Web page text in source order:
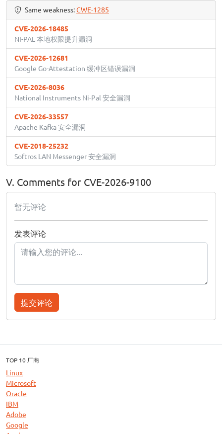
Same weakness:CWE-1285
CVE-2026-18485
NI-PAL 本地权限提升漏洞
CVE-2026-12681
Google Go-Attestation 缓冲区错误漏洞
CVE-2026-8036
National Instruments Ni-Pal 安全漏洞
CVE-2026-33557
Apache Kafka 安全漏洞
CVE-2018-25232
Softros LAN Messenger 安全漏洞
V. Comments for CVE-2026-9100
暂无评论
发表评论
提交评论
TOP 10 厂商
Linux
Microsoft
Oracle
IBM
Adobe
Google